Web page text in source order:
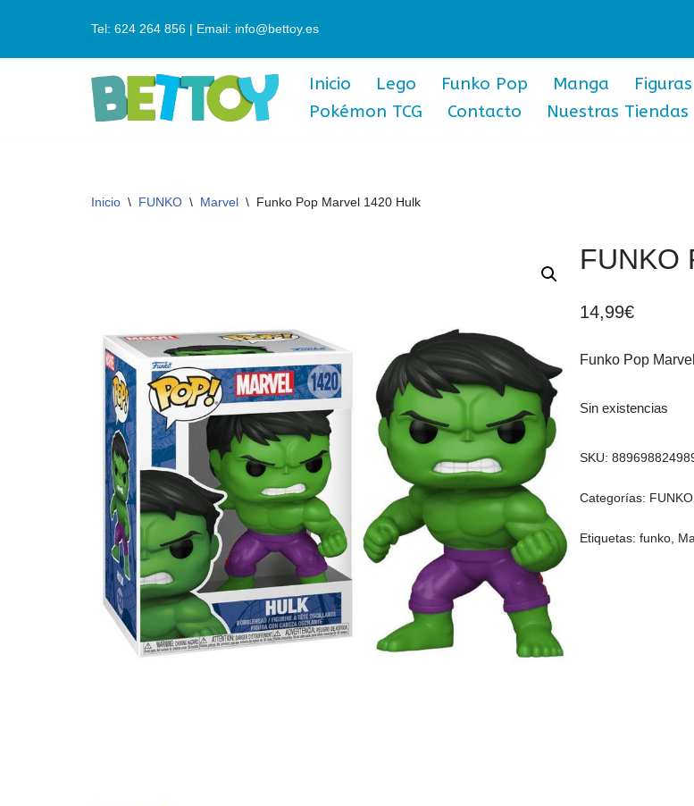
Tel: 624 264 856 | Email: info@bettoy.es
Inicio Lego Funko Pop Manga Figuras
Pokémon TCG
Contacto Nuestras Tiendas
Inicio \ FUNKO \ Marvel \ Funko Pop Marvel 1420 Hulk
FUNKO
14,99€
Funko Pop
Sin existencias
SKU:
Categorías: FUNKO
Etiquetas:funko